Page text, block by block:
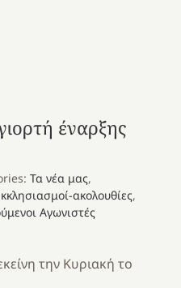
έναρξης
Τα νέα μας,
ακολουθίες,
Αγωνιστές
την Κυριακή το